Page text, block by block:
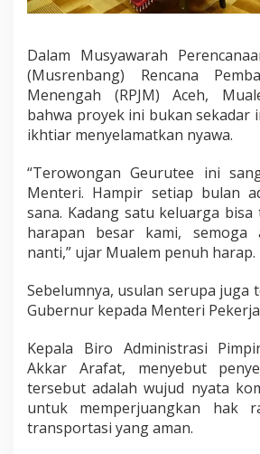
Dalam Musyawarah
(Musrenbang) Rencana
Menengah (RPJM) Aceh,
bahwa proyek ini bukan
ikhtiar menyelamatkan nyawa.
“Terowongan Geurutee ini
Menteri. Hampir setiap bulan
sana. Kadang satu keluarga
harapan besar kami, semoga
nanti,” ujar Mualem penuh harap.
Sebelumnya, usulan serupa juga
Gubernur kepada Menteri
Kepala Biro Administrasi
Akkar Arafat, menyebut
tersebut adalah wujud nyata
untuk memperjuangkan hak
transportasi yang aman.